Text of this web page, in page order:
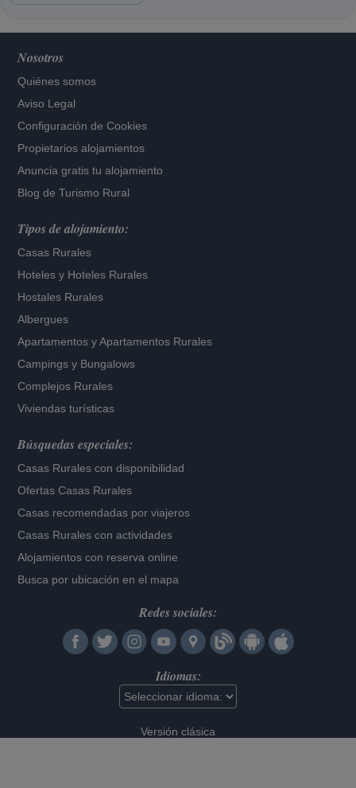
Nosotros
Quiénes somos
Aviso Legal
Configuración de Cookies
Propietarios alojamientos
Anuncia gratis tu alojamiento
Blog de Turismo Rural
Tipos de alojamiento:
Casas Rurales
Hoteles y Hoteles Rurales
Hostales Rurales
Albergues
Apartamentos yApartamentos Rurales
Campings y Bungalows
Complejos Rurales
Viviendas turísticas
Búsquedas especiales:
Casas Rurales con disponibilidad
Ofertas Casas Rurales
Casas recomendadas por viajeros
Casas Rurales con actividades
Alojamientos con reserva online
Busca por ubicación en el mapa
Redes sociales:
Idiomas:
Versión clásica